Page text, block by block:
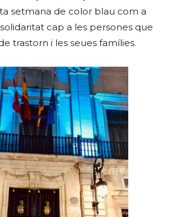
setmana de color blau com a
cap a les persones que
trastorn i les seues famílies.